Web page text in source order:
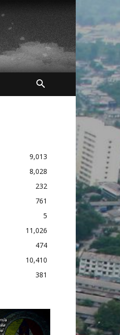
9,013
8,028
232
761
5
11,026
474
10,410
381